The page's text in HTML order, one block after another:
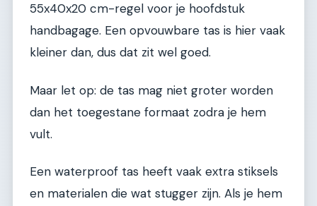
55x40x20 cm-regel voor je hoofdstuk
handbagage. Een opvouwbare tas is hier vaak
kleiner dan, dus dat zit wel goed.
Maar let op: de tas mag niet groter worden
dan het toegestane formaat zodra je hem
vult.
Een waterproof tas heeft vaak extra stiksels
en materialen die wat stugger zijn. Als je hem